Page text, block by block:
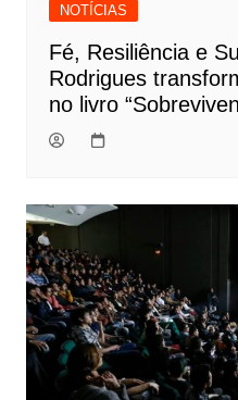
NOTÍCIAS
Fé, Resiliência e
Rodrigues
no livro